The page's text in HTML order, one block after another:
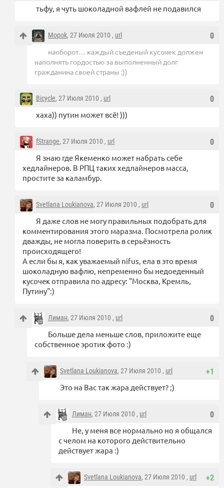
тьфу, я чуть шоколадной вафлей не подавился
0
Mopok, 27 Июля 2010 , url
наоборот… каждый съеденый кусочек должен
наполнять гордостью за выполненный долг
гражданина своей страны :))
0
Bicycle, 27 Июля 2010 , url
хаха)) путин может всё! )))
0
fStrange, 27 Июля 2010 , url
Я знаю где Якеменко может набрать себе
хедлайнеров. В РПЦ таких хедлайнеров масса,
простите за каламбур.
0
Svetlana Loukianova, 27 Июля 2010 , url
Я даже слов не могу правильных подобрать для
комментирования этого маразма. Посмотрела ролик
дважды, не могла поверить в серьёзность
происходящего!
А если бы я, как уважаемый nifus, ела в это время
шоколадную вафлю, непременно бы недоеденный
кусочек отправила по адресу: "Москва, Кремль,
Путину":)
0
Лиман, 27 Июля 2010 , url
Больше дела меньше слов, приложите еще
собственное эротик фото :)
+1
Svetlana Loukianova, 27 Июля 2010 , url
Это на Вас так жара действует? ;)
0
Лиман, 27 Июля 2010 , url
Не, у меня все нормально но я общался
с челом на которого действительно
действует жара :)
+2
Svetlana Loukianova, 27 Июля 2010 , url